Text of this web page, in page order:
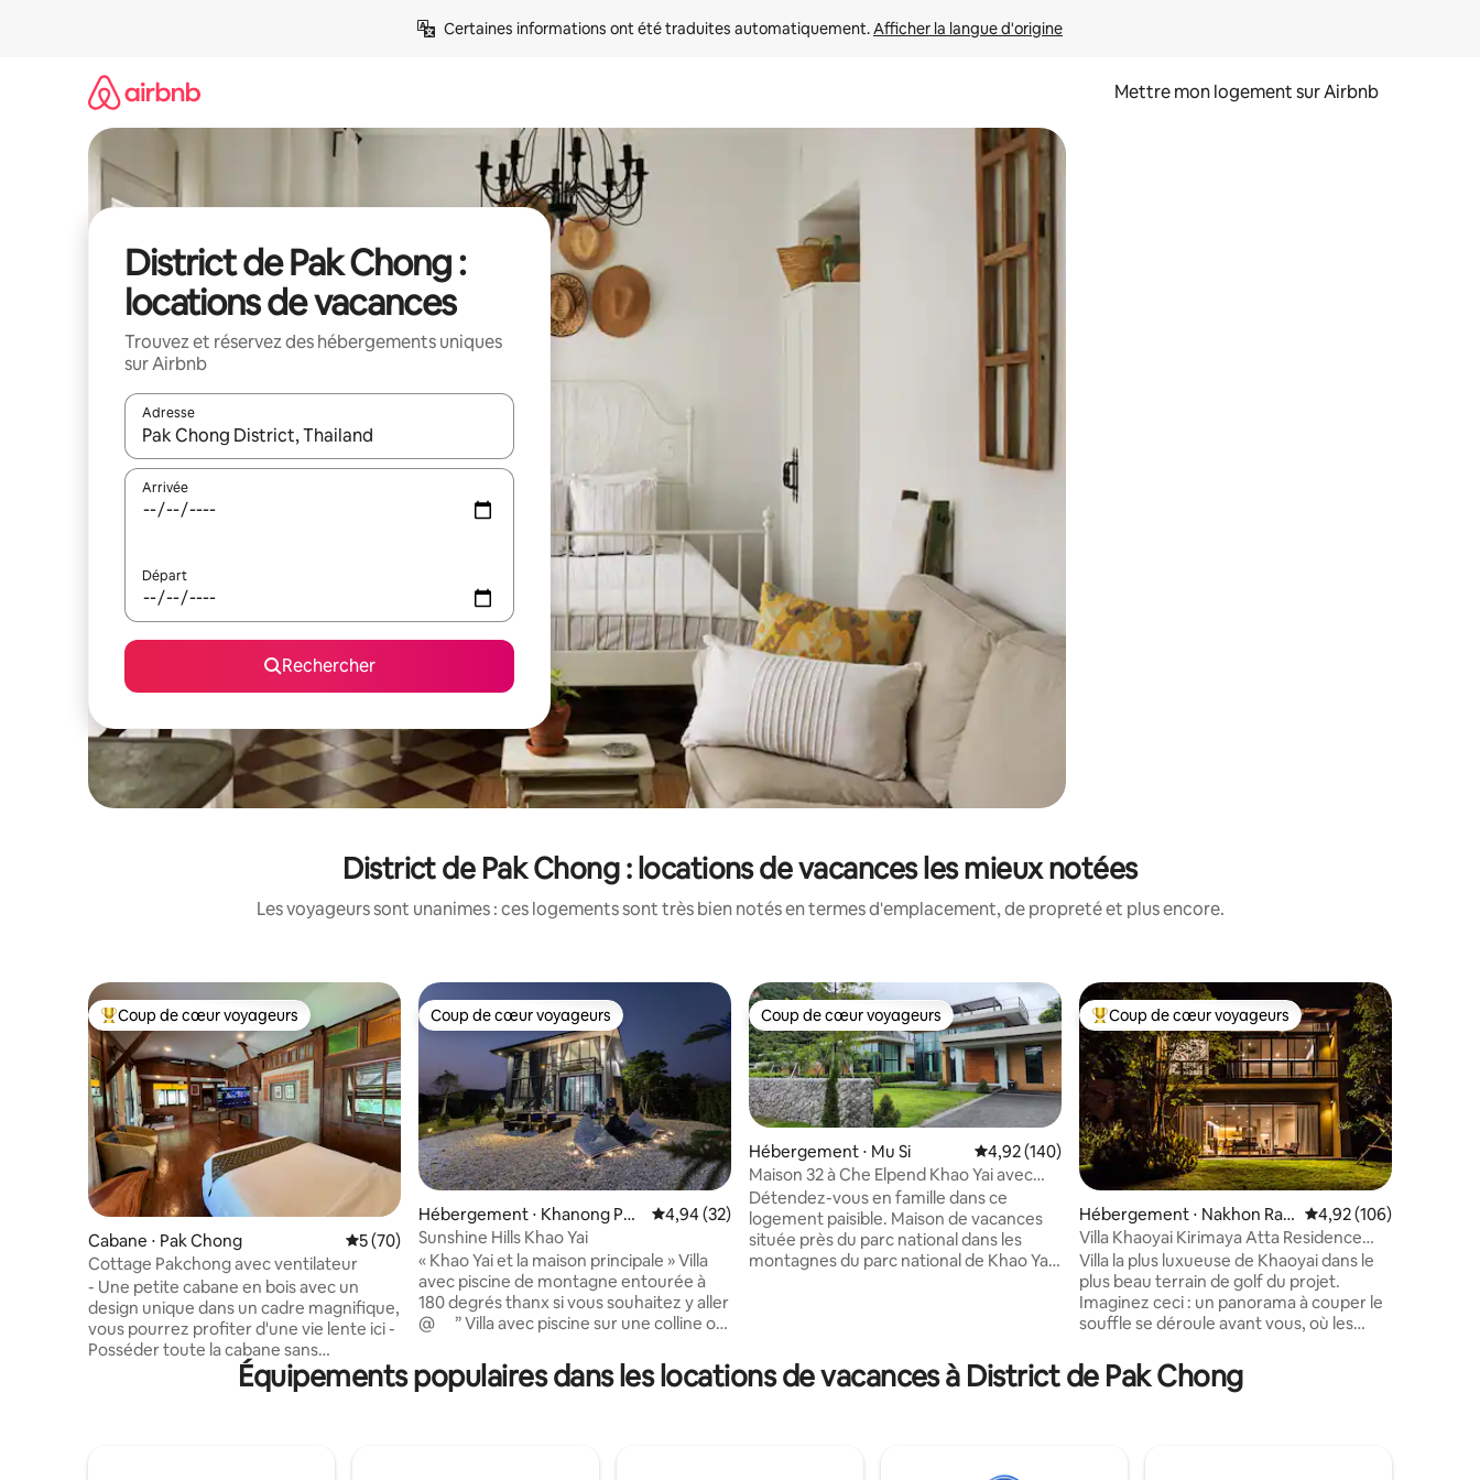
Certaines informations ont été traduites automatiquement. Afficher la langue d'origine
Mettre mon logement sur Airbnb
District de Pak Chong :
locations de vacances
Trouvez et réservez des hébergements uniques
sur Airbnb
Adresse
Lorsque les résultats s'affichent, utilisez les flèches vers le haut et vers le bas pour les parcourir ou en appuyant et en faisant glisser.
Arrivée
Départ
Rechercher
District de Pak Chong : locations de vacances les mieux notées
Les voyageurs sont unanimes : ces logements sont très bien notés en termes d'emplacement, de propreté et plus encore.
Coups de cœur voyageurs les plus appréciés
Coup de cœur voyageurs
Cabane ⋅ Pak Chong Évaluation moyenne sur la base de 70 commentaires : 5 sur 5
5 (70)
Cottage Pakchong avec ventilateur
- Une petite cabane en bois avec un
design unique dans un cadre magnifique,
vous pourrez profiter d'une vie lente ici -
Posséder toute la cabane sans
climatiseur (1 chambre 1 salle de bain
avec garde-manger) - Situé près de la
Coup de cœur voyageurs
Coup de cœur voyageurs
Hébergement ⋅ Khanong Phr
a
Évaluation moyenne sur la base de 32 commentaires : 4,94 sur 5
4,94 (32)
Sunshine Hills Khao Yai
« Khao Yai et la maison principale » Villa
avec piscine de montagne entourée à
180 degrés thanx si vous souhaitez y aller
@ ‬ ‬ ‬ ‬ ‬ ” Villa avec piscine sur une colline où
spectaculaire sur le coucher et le lever
du soleil. La plus belle vue de Khao Yai. » Il
Coup de cœur voyageurs
Coup de cœur voyageurs
Hébergement ⋅ Mu Si Évaluation moyenne sur la base de 140 commentaires : 4,92 sur 5
4,92 (140)
Maison 32 à Che Elpend Khao Yai avec
court de tennis
Détendez-vous en famille dans ce
logement paisible. Maison de vacances
située près du parc national dans les
montagnes du parc national de Khao Yai,
attractions à proximité. À seulement 160
kilomètres ou 1 heure de Bangkok. Le
peuvent profiter d'une heure gratuite
Coups de cœur voyageurs les plus appréciés
Coup de cœur voyageurs
Hébergement ⋅ Nakhon Rat
chasima
Évaluation moyenne
4,92 (106)
Villa Khaoyai Kirimaya Atta Residence
5 chambres (B04)
Villa la plus luxueuse de Khaoyai dans le
plus beau terrain de golf du projet.
Imaginez ceci : un panorama à couper le
souffle se déroule avant vous, où les
montagnes majestueuses qui
embrassent le ciel. À vos pieds, une
Équipements populaires dans les locations de vacances à District de Pak Chong